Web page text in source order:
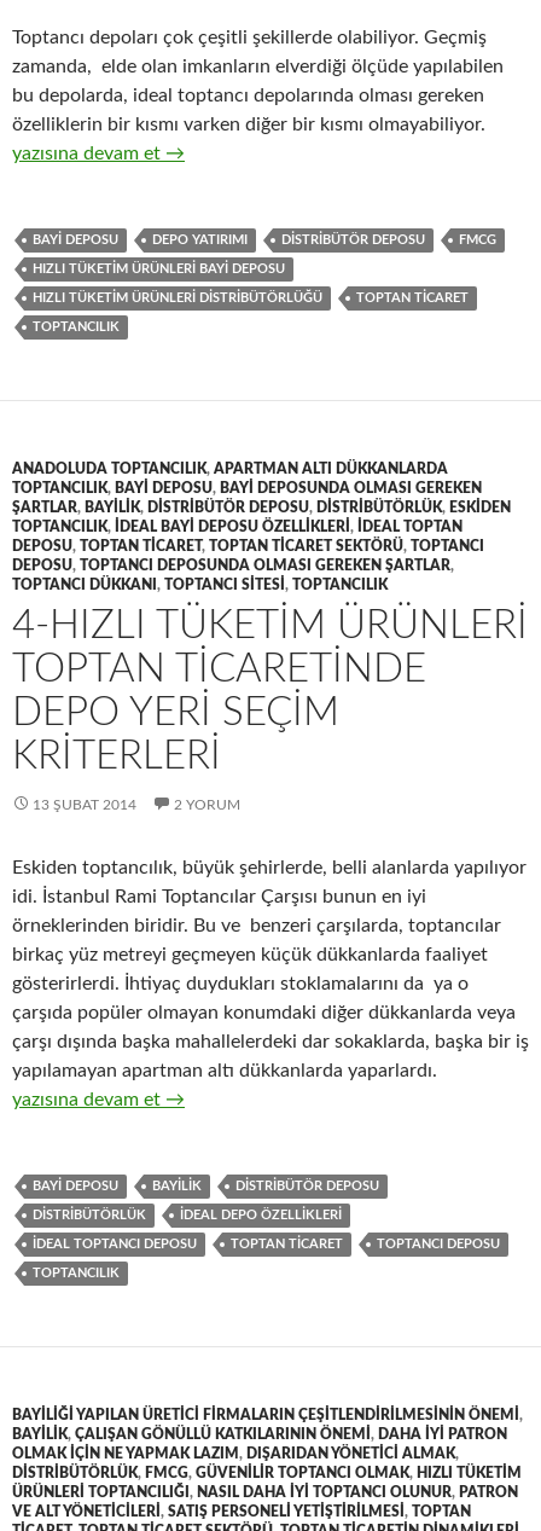
Toptancı depoları çok çeşitli şekillerde olabiliyor. Geçmiş
zamanda, elde olan imkanların elverdiği ölçüde yapılabilen
bu depolarda, ideal toptancı depolarında olması gereken
özelliklerin bir kısmı varken diğer bir kısmı olmayabiliyor.
5-Hızlı tüketim ürünleri ( FMCG ) toptancılığı yapılan depoda
yazısına devam et →
BAYI DEPOSU DEPO YATIRIMI DISTRIBÜTÖR DEPOSU FMCG
HIZLI TÜKETIM ÜRÜNLERI BAYI DEPOSU
HIZLI TÜKETIM ÜRÜNLERI DISTRIBÜTÖRLÜĞÜ TOPTAN TICARET
TOPTANCILIK
ANADOLUDA TOPTANCILIK, APARTMAN ALTI DÜKKANLARDA
TOPTANCILIK, BAYI DEPOSU, BAYI DEPOSUNDA OLMASI GEREKEN
ŞARTLAR, BAYILIK, DISTRIBÜTÖR DEPOSU, DISTRIBÜTÖRLÜK, ESKIDEN
TOPTANCILIK, IDEAL BAYI DEPOSU ÖZELLIKLERI ,
IDEAL TOPTAN
DEPOSU, TOPTAN TICARET, TOPTAN TICARET SEKTÖRÜ, TOPTANCI
DEPOSU, TOPTANCI DEPOSUNDA OLMASI GEREKEN ŞARTLAR,
TOPTANCI DÜKKANI , TOPTANCI SITESI , TOPTANCILIK
4-HIZLI TÜKETIM ÜRÜNLERI
TOPTAN TICARETINDE
DEPO YERI SEÇIM
KRITERLERI
13 ŞUBAT 2014 2 YORUM
Eskiden toptancılık, büyük şehirlerde, belli alanlarda yapılıyor
idi. İstanbul Rami Toptancılar Çarşısı bunun en iyi
örneklerinden biridir. Bu ve benzeri çarşılarda, toptancılar
birkaç yüz metreyi geçmeyen küçük dükkanlarda faaliyet
gösterirlerdi. İhtiyaç duydukları stoklamalarını da ya o
çarşıda popüler olmayan konumdaki diğer dükkanlarda veya
çarşı dışında başka mahallelerdeki dar sokaklarda, başka bir iş
yapılamayan apartman altı dükkanlarda yaparlardı.
4-Hızlı tüketim ürünleri toptan ticaretinde depo yeri seçim
yazısına devam et →
BAYI DEPOSU BAYILIK DISTRIBÜTÖR DEPOSU
DISTRIBÜTÖRLÜK IDEAL DEPO ÖZELLIKLERI
IDEAL TOPTANCI DEPOSU TOPTAN TICARET TOPTANCI DEPOSU
TOPTANCILIK
BAYILIĞI YAPILAN ÜRETICI FIRMALARIN ÇEŞITLENDIRILMESININ ÖNEMI ,
BAYILIK, ÇALIŞAN GÖNÜLLÜ KATKILARININ ÖNEMI , DAHA IYI PATRON
OLMAK IÇIN NE YAPMAK LAZIM , DIŞARIDAN YÖNETICI ALMAK,
DISTRIBÜTÖRLÜK, FMCG, GÜVENILIR TOPTANCI OLMAK, HIZLI TÜKETIM
ÜRÜNLERI TOPTANCILIĞI , NASIL DAHA IYI TOPTANCI OLUNUR, PATRON
VE ALT YÖNETICILERI , SATIŞ PERSONELI YETIŞTIRILMESI , TOPTAN